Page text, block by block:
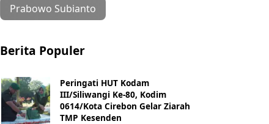
Prabowo Subianto
Berita Populer
Peringati HUT Kodam
III/Siliwangi Ke-80, Kodim
0614/Kota Cirebon Gelar Ziarah
TMP Kesenden